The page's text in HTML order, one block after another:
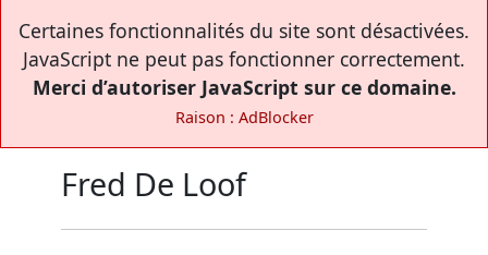
Certaines fonctionnalités du site sont désactivées.
JavaScript ne peut pas fonctionner correctement.
Merci d’autoriser JavaScript sur ce domaine.
Raison : AdBlocker
Fred De Loof